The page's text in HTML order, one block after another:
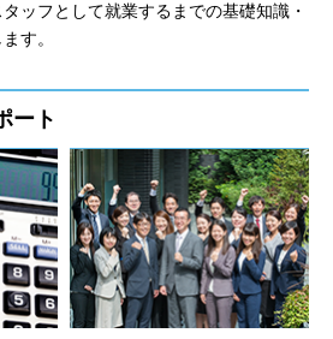
ッフとして就業するまでの基礎知識・
す。
ート